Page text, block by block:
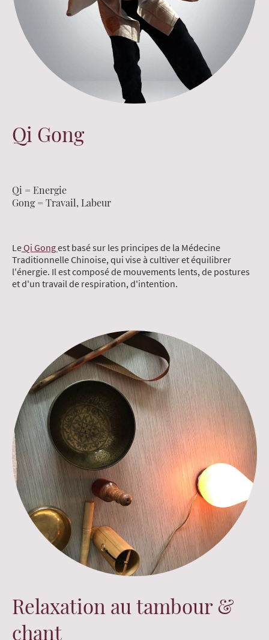
Qi Gong
Qi = Energie
Gong = Travail, Labeur
LeQi Gongest basé sur les principes de la Médecine
Traditionnelle Chinoise, qui vise à cultiver et équilibrer
l'énergie. Il est composé de mouvements lents, de postures
et d'un travail de respiration, d'intention.
Relaxation au tambour &
chant